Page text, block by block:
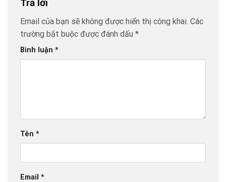
Trả lời
Email của bạn sẽ không được hiển thị công khai. Các
trường bắt buộc được đánh dấu *
Bình luận *
Tên *
Email *